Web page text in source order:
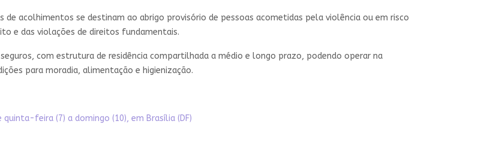
acolhimentos se destinam ao abrigo provisório de pessoas acometidas pela violência ou em risco
e das violações de direitos fundamentais.
com estrutura de residência compartilhada a médio e longo prazo, podendo operar na
para moradia, alimentação e higienização.
quinta-feira (7) a domingo (10), em Brasília (DF)